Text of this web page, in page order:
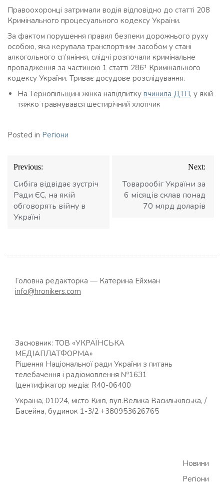
Правоохоронці затримали водія відповідно до статті 208
Кримінального процесуального кодексу України.
За фактом порушення правил безпеки дорожнього руху
особою, яка керувала транспортним засобом у стані
алкогольного сп’яніння, слідчі розпочали кримінальне
провадження за частиною 1 статті 286¹ Кримінального
кодексу України. Триває досудове розслідування.
На Тернопільщині жінка напідпитку вчинила ДТП, у якій
тяжко травмувався шестирічний хлопчик
Posted in Регіони
Навігація
записів
Previous:
Сибіга відвідає зустріч
Ради ЄС, на якій
обговорять війну в
Україні
Next:
Товарообіг України за
6 місяців склав понад
70 млрд доларів
Головна редакторка — Катерина Ейхман
info@hronikers.com
Засновник: ТОВ «УКРАЇНСЬКА
МЕДІАПЛАТФОРМА»
Рішення Національної ради України з питань
телебачення і радіомовлення №1631
Ідентифікатор медіа: R40-06400
Україна, 01024, місто Київ, вул.Велика Васильківська, /
Басейна, будинок 1-3/2 +380953626765
Новини
Регіони